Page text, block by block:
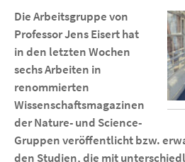
Die Arbeitsgruppe von
Professor Jens Eisert hat
in den letzten Wochen
sechs Arbeiten in
renommierten
Wissenschaftsmagazinen
der Nature- und Science-
Gruppen veröffentlicht bzw.
den Studien, die mit